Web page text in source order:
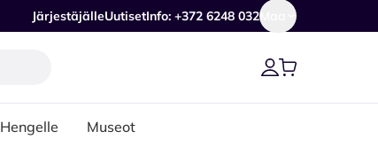
JärjestäjälleUutisetInfo: +372 6248 032Maa
Hengelle Museot